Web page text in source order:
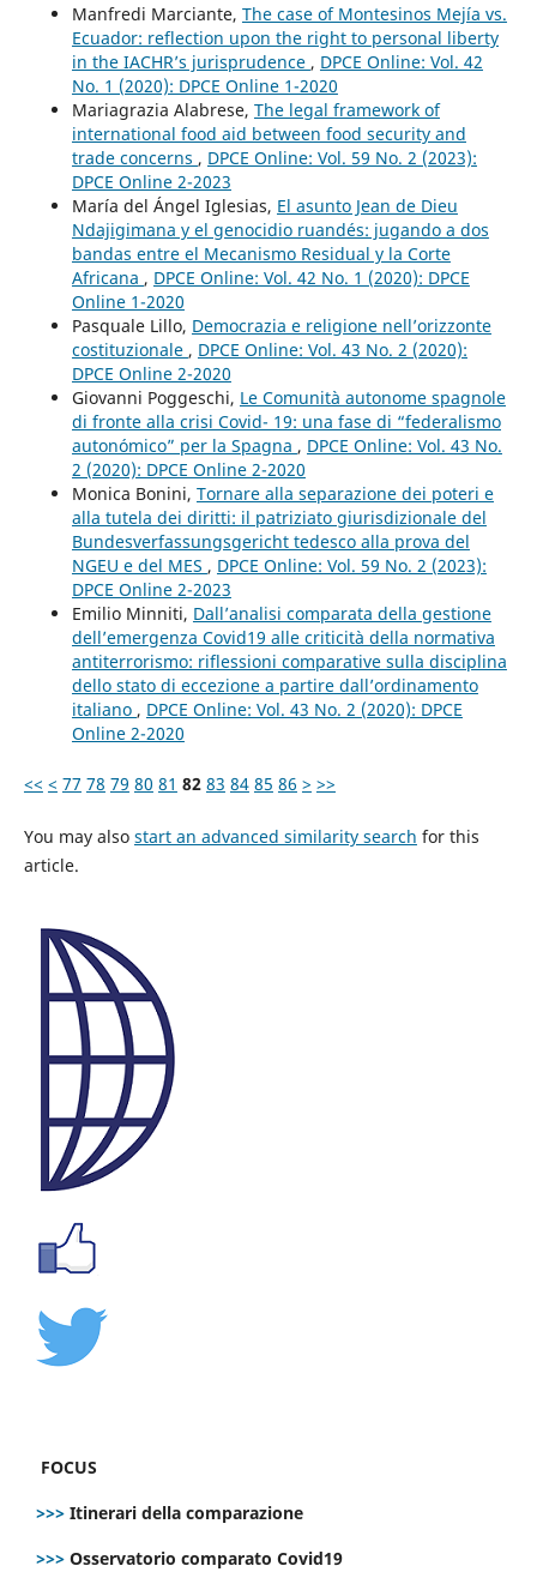
Manfredi Marciante, The case of Montesinos Mejía vs.
Ecuador: reflection upon the right to personal liberty
in the IACHR’s jurisprudence , DPCE Online: Vol. 42
No. 1 (2020): DPCE Online 1-2020
Mariagrazia Alabrese, The legal framework of
international food aid between food security and
trade concerns , DPCE Online: Vol. 59 No. 2 (2023):
DPCE Online 2-2023
María del Ángel Iglesias, El asunto Jean de Dieu
Ndajigimana y el genocidio ruandés: jugando a dos
bandas entre el Mecanismo Residual y la Corte
Africana , DPCE Online: Vol. 42 No. 1 (2020): DPCE
Online 1-2020
Pasquale Lillo, Democrazia e religione nell’orizzonte
costituzionale , DPCE Online: Vol. 43 No. 2 (2020):
DPCE Online 2-2020
Giovanni Poggeschi, Le Comunità autonome spagnole
di fronte alla crisi Covid- 19: una fase di “federalismo
autonómico” per la Spagna , DPCE Online: Vol. 43 No.
2 (2020): DPCE Online 2-2020
Monica Bonini, Tornare alla separazione dei poteri e
alla tutela dei diritti: il patriziato giurisdizionale del
Bundesverfassungsgericht tedesco alla prova del
NGEU e del MES , DPCE Online: Vol. 59 No. 2 (2023):
DPCE Online 2-2023
Emilio Minniti, Dall’analisi comparata della gestione
dell’emergenza Covid19 alle criticità della normativa
antiterrorismo: riflessioni comparative sulla disciplina
dello stato di eccezione a partire dall’ordinamento
italiano , DPCE Online: Vol. 43 No. 2 (2020): DPCE
Online 2-2020
<< < 77 78 79 80 81 82 83 84 85 86 > >>
You may also start an advanced similarity search for this
article.
FOCUS
>>> Itinerari della comparazione
>>> Osservatorio comparato Covid19